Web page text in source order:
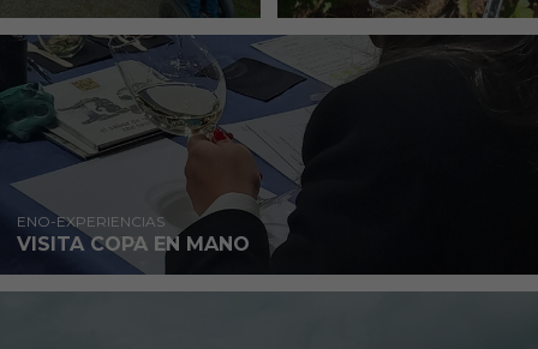
ENO-EXPERIENCIAS
VISITA COPA EN MANO